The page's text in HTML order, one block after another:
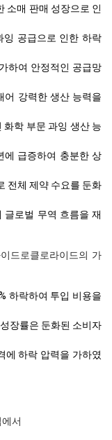
소매 판매 성장으로 인
잉 공급으로 인한 하락
하여 안정적인 공급망
어 강력한 생산 능력을
학 부문 과잉 생산 능
에 급증하여 충분한 상
전체 제약 수요를 둔화
글로벌 무역 흐름을 재
드로클로라이드의 가
하락하여 투입 비용을
장률은 둔화된 소비자
에 하락 압력을 가하였
서